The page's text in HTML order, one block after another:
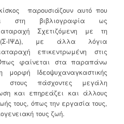
παρουσιάζουν αυτό που
στη βιβλιογραφία ως
Σχετιζόμενη με τη
(Σ-ΙΨΔ), με άλλα λόγια
επικεντρωμένη στις
φαίνεται στα παραπάνω
Ιδεοψυχαναγκαστικής
στους πάσχοντες μεγάλη
και επηρεάζει και άλλους
τους, όπως την εργασία τους,
τους ζωή.